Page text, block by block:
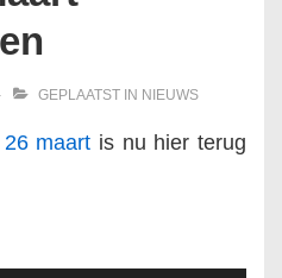
GEPLAATST IN NIEUWS
maart is nu hier terug